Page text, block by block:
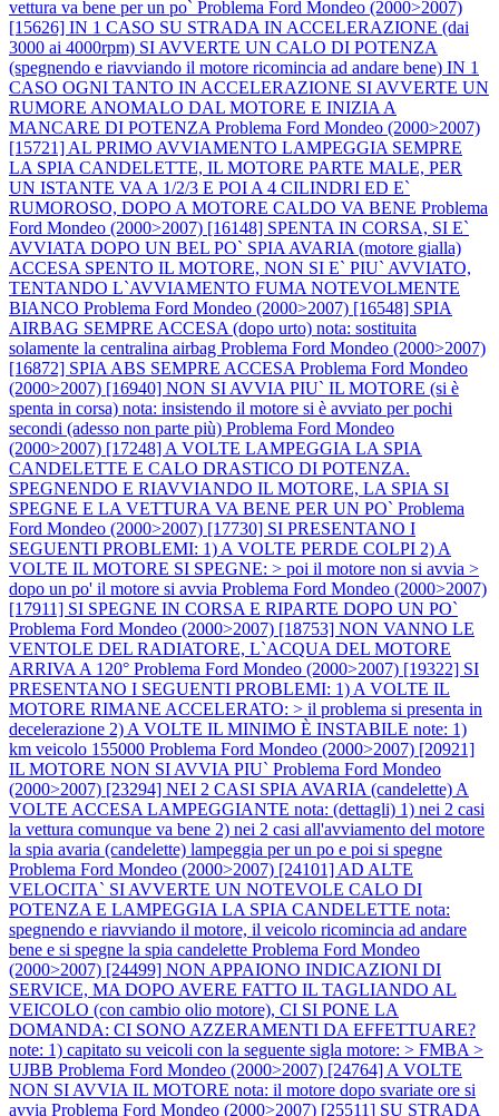
vettura va bene per un po` Problema Ford Mondeo (2000>2007)
[15626] IN 1 CASO SU STRADA IN ACCELERAZIONE (dai
3000 ai 4000rpm) SI AVVERTE UN CALO DI POTENZA
(spegnendo e riavviando il motore ricomincia ad andare bene) IN 1
CASO OGNI TANTO IN ACCELERAZIONE SI AVVERTE UN
RUMORE ANOMALO DAL MOTORE E INIZIA A
MANCARE DI POTENZA Problema Ford Mondeo (2000>2007)
[15721] AL PRIMO AVVIAMENTO LAMPEGGIA SEMPRE
LA SPIA CANDELETTE, IL MOTORE PARTE MALE, PER
UN ISTANTE VA A 1/2/3 E POI A 4 CILINDRI ED E`
RUMOROSO, DOPO A MOTORE CALDO VA BENE Problema
Ford Mondeo (2000>2007) [16148] SPENTA IN CORSA, SI E`
AVVIATA DOPO UN BEL PO` SPIA AVARIA (motore gialla)
ACCESA SPENTO IL MOTORE, NON SI E` PIU` AVVIATO,
TENTANDO L`AVVIAMENTO FUMA NOTEVOLMENTE
BIANCO Problema Ford Mondeo (2000>2007) [16548] SPIA
AIRBAG SEMPRE ACCESA (dopo urto) nota: sostituita
solamente la centralina airbag Problema Ford Mondeo (2000>2007)
[16872] SPIA ABS SEMPRE ACCESA Problema Ford Mondeo
(2000>2007) [16940] NON SI AVVIA PIU` IL MOTORE (si è
spenta in corsa) nota: insistendo il motore si è avviato per pochi
secondi (adesso non parte più) Problema Ford Mondeo
(2000>2007) [17248] A VOLTE LAMPEGGIA LA SPIA
CANDELETTE E CALO DRASTICO DI POTENZA.
SPEGNENDO E RIAVVIANDO IL MOTORE, LA SPIA SI
SPEGNE E LA VETTURA VA BENE PER UN PO` Problema
Ford Mondeo (2000>2007) [17730] SI PRESENTANO I
SEGUENTI PROBLEMI: 1) A VOLTE PERDE COLPI 2) A
VOLTE IL MOTORE SI SPEGNE: > poi il motore non si avvia >
dopo un po' il motore si avvia Problema Ford Mondeo (2000>2007)
[17911] SI SPEGNE IN CORSA E RIPARTE DOPO UN PO`
Problema Ford Mondeo (2000>2007) [18753] NON VANNO LE
VENTOLE DEL RADIATORE, L`ACQUA DEL MOTORE
ARRIVA A 120° Problema Ford Mondeo (2000>2007) [19322] SI
PRESENTANO I SEGUENTI PROBLEMI: 1) A VOLTE IL
MOTORE RIMANE ACCELERATO: > il problema si presenta in
decelerazione 2) A VOLTE IL MINIMO È INSTABILE note: 1)
km veicolo 155000 Problema Ford Mondeo (2000>2007) [20921]
IL MOTORE NON SI AVVIA PIU` Problema Ford Mondeo
(2000>2007) [23294] NEI 2 CASI SPIA AVARIA (candelette) A
VOLTE ACCESA LAMPEGGIANTE nota: (dettagli) 1) nei 2 casi
la vettura comunque va bene 2) nei 2 casi all'avviamento del motore
la spia avaria (candelette) lampeggia per un po e poi si spegne
Problema Ford Mondeo (2000>2007) [24101] AD ALTE
VELOCITA` SI AVVERTE UN NOTEVOLE CALO DI
POTENZA E LAMPEGGIA LA SPIA CANDELETTE nota:
spegnendo e riavviando il motore, il veicolo ricomincia ad andare
bene e si spegne la spia candelette Problema Ford Mondeo
(2000>2007) [24499] NON APPAIONO INDICAZIONI DI
SERVICE, MA DOPO AVERE FATTO IL TAGLIANDO AL
VEICOLO (con cambio olio motore), CI SI PONE LA
DOMANDA: CI SONO AZZERAMENTI DA EFFETTUARE?
note: 1) capitato su veicoli con la seguente sigla motore: > FMBA >
UJBB Problema Ford Mondeo (2000>2007) [24764] A VOLTE
NON SI AVVIA IL MOTORE nota: il motore dopo svariate ore si
avvia Problema Ford Mondeo (2000>2007) [25511] SU STRADA